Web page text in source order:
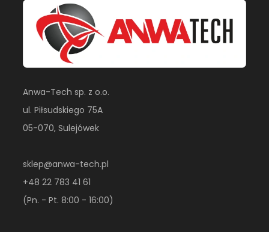
Anwa-Tech sp. z o.o.
ul. Piłsudskiego 75A
05-070, Sulejówek
sklep@anwa-tech.pl
+48 22 783 41 61
(Pn. - Pt. 8:00 - 16:00)